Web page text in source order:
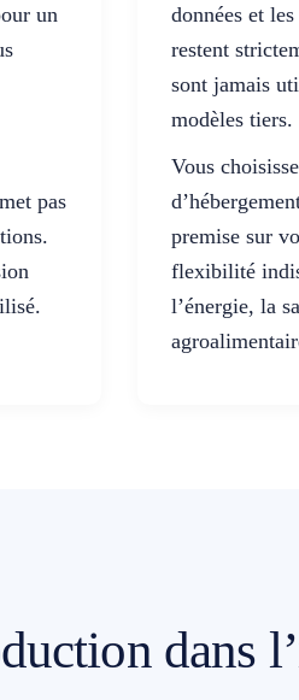
un
pas
données et
restent
sont jamais
modèles tiers.
Vous
premise sur
flexibilité
l’énergie, la
dans